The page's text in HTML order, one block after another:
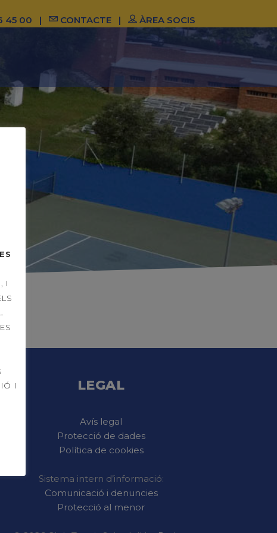
45 00 | CONTACTE | ÀREA SOCIS
LEGAL
Avís legal
Protecció de dades
Política de cookies
Sistema intern d’informació:
Comunicació i denuncies
Protecció al menor
I
I